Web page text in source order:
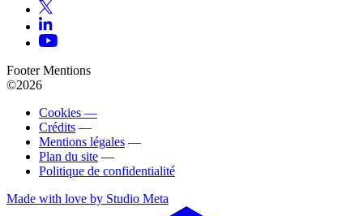
Footer Mentions
©2026
Cookies —
Crédits —
Mentions légales —
Plan du site —
Politique de confidentialité
Made with love by Studio Meta